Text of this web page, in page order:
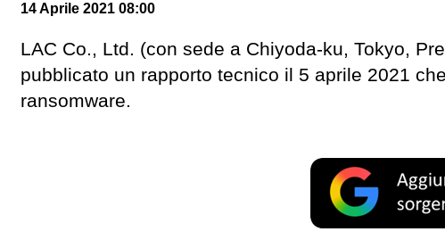
14 Aprile 2021 08:00
LAC Co., Ltd. (con sede a Chiyoda-ku, Tokyo,
pubblicato un rapporto tecnico il 5 aprile 2021
ransomware.